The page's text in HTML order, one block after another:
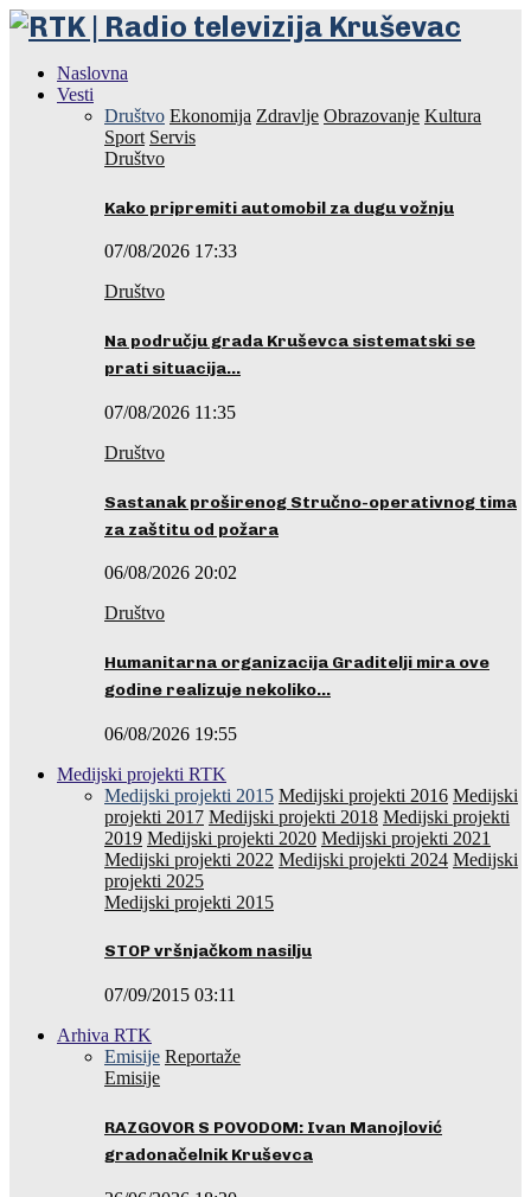
Naslovna
Vesti
Društvo Ekonomija Zdravlje Obrazovanje Kultura
Sport Servis
Društvo
Kako pripremiti automobil za dugu vožnju
07/08/2026 17:33
Društvo
Na području grada Kruševca sistematski se
prati situacija…
07/08/2026 11:35
Društvo
Sastanak proširenog Stručno-operativnog tima
za zaštitu od požara
06/08/2026 20:02
Društvo
Humanitarna organizacija Graditelji mira ove
godine realizuje nekoliko…
06/08/2026 19:55
Medijski projekti RTK
Medijski projekti 2015 Medijski projekti 2016 Medijski
projekti 2017 Medijski projekti 2018 Medijski projekti
2019 Medijski projekti 2020 Medijski projekti 2021
Medijski projekti 2022 Medijski projekti 2024 Medijski
projekti 2025
Medijski projekti 2015
STOP vršnjačkom nasilju
07/09/2015 03:11
Arhiva RTK
Emisije Reportaže
Emisije
RAZGOVOR S POVODOM: Ivan Manojlović
gradonačelnik Kruševca